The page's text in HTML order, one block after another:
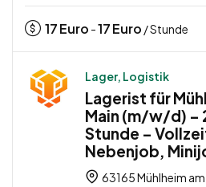
17Euro -17Euro / Stunde
Lager, Logistik
Lagerist für
Main (m/w/d) –
Stunde –
Nebenjob,
63165 Mühlheim am